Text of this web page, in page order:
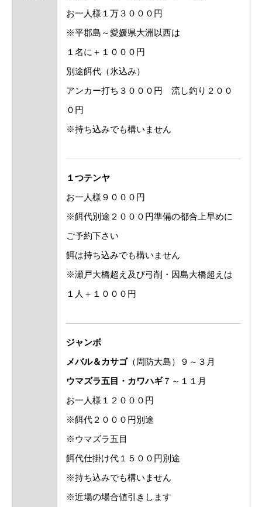
お一人様１万３０００円
※平郡島～愛媛県大洲以西は
１名に＋１０００円
別途餌代（氷込み）
アンカー打ち３０００円 流し釣り２００
０円
※持ち込みでも構いません
１つテンヤ
お一人様９０００円
※餌代別途２０００円準備の都合上早めに
ご予約下さい
餌は持ち込みでも構いません
※瀬戸大橋超え及び弓削・因島大橋超えは
１人＋１０００円
ジャンボ
メバル＆カサゴ（周防大島）９～３月
ウマズラ五目・カワハギ７～１１月
お一人様１２０００円
※餌代２０００円別途
※ウマズラ五目
餌代仕掛け代１５００円別途
※持ち込みでも構いません
※近場の場合値引きします